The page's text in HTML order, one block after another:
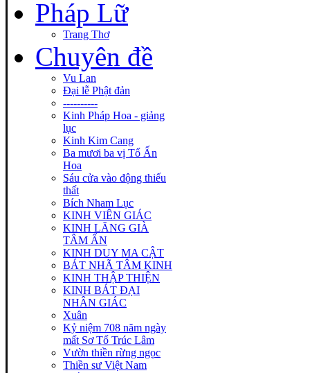
Pháp Lữ
Trang Thơ
Chuyên đề
Vu Lan
Đại lễ Phật đản
----------
Kinh Pháp Hoa - giảng
lục
Kinh Kim Cang
Ba mươi ba vị Tổ Ấn
Hoa
Sáu cửa vào động thiếu
thất
Bích Nham Lục
KINH VIÊN GIÁC
KINH LĂNG GIÀ
TÂM ẤN
KINH DUY MA CẬT
BÁT NHÃ TÂM KINH
KINH THẬP THIỆN
KINH BÁT ĐẠI
NHÂN GIÁC
Xuân
Kỷ niệm 708 năm ngày
mất Sơ Tổ Trúc Lâm
Vườn thiền rừng ngọc
Thiền sư Việt Nam